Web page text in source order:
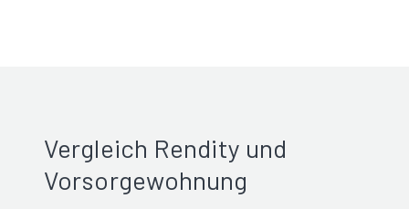
Vergleich Rendity und
Vorsorgewohnung